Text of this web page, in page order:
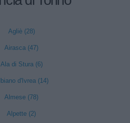
Agliè (28)
Airasca (47)
Ala di Stura (6)
d'Ivrea (14)
Almese (78)
Alpette (2)